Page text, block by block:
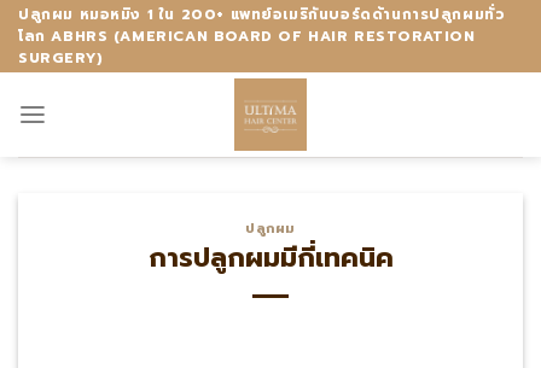
Skip
content
ปลูกผม หมอหมิง 1 ใน 200+ แพทย์อเมริกันบอร์ดด้านการปลูกผมทั่ว
โลก ABHRS (AMERICAN BOARD OF HAIR RESTORATION
SURGERY)
ปลูกผม
การปลูกผมมีกี่เทคนิค